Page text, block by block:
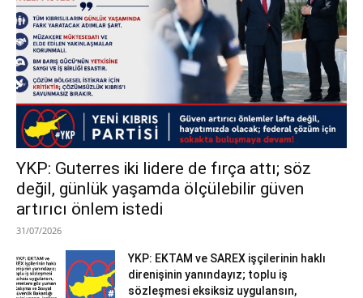
YKP: Guterres iki lidere de fırça attı; söz
değil, günlük yaşamda ölçülebilir güven
artırıcı önlem istedi
31/07/2026
YKP: EKTAM ve SAREX işçilerinin haklı
direnişinin yanındayız; toplu iş
sözleşmesi eksiksiz uygulansın,